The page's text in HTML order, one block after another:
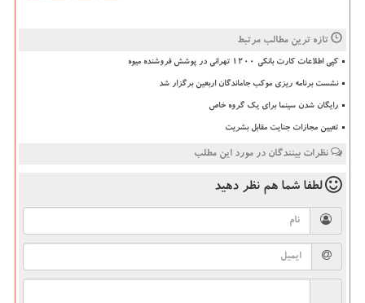
تازه ترین مطالب مرتبط
کپی اطلاعات کارت بانکی ۱۲۰۰ تهرانی در پوشش فروشنده میوه
نشست برنامه ریزی موکب جاماندگان اربعین برگزار شد
رایگان شدن سینما برای یک گروه خاص
تعیین مجازات جنایت مقابل بشریت
نظرات بینندگان در مورد این مطلب
لطفا شما هم نظر دهید